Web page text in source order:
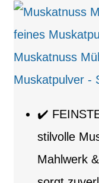
Muskatnuss
Muskatpulver -
✔️
stilvolle
Mahlwerk